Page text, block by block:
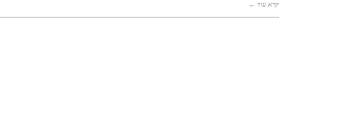
ידעתם
קרא עוד ←